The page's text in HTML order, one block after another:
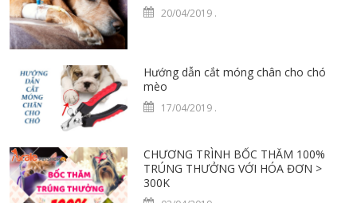
20/04/2019 .
Hướng dẫn cắt móng chân cho chó
mèo
17/04/2019 .
CHƯƠNG TRÌNH BỐC THĂM 100%
TRÚNG THƯỞNG VỚI HÓA ĐƠN >
300K